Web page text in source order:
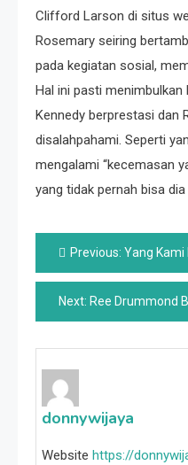
Clifford Larson di situs
Rosemary seiring
pada kegiatan sosial,
Hal ini pasti
Kennedy berprestasi dan
disalahpahami. Seperti
mengalami “kecemasan
yang tidak pernah bisa dia
Post
navigation
Previous: Yang Kami Ketahui
Next: Ree Drummond Berduka
donnywijaya
Website https://